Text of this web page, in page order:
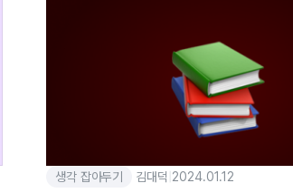
생각 잡아두기 김대덕 2024.01.12